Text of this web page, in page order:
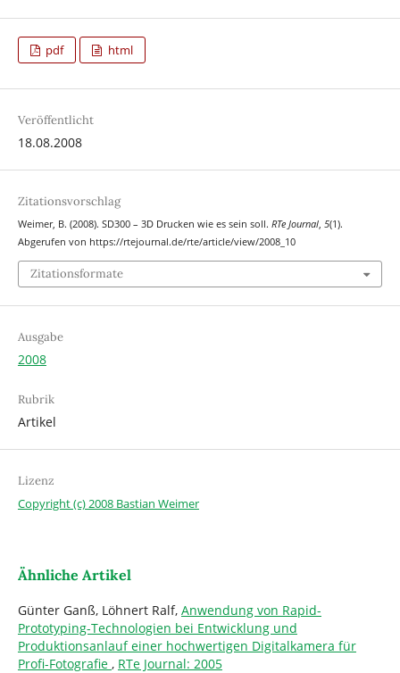
pdf html
Veröffentlicht
18.08.2008
Zitationsvorschlag
Weimer, B. (2008). SD300 – 3D Drucken wie es sein soll. RTe Journal, 5(1).
Abgerufen von https://rtejournal.de/rte/article/view/2008_10
Zitationsformate
Ausgabe
2008
Rubrik
Artikel
Lizenz
Copyright (c) 2008 Bastian Weimer
Ähnliche Artikel
Günter Ganß, Löhnert Ralf, Anwendung von Rapid-
Prototyping-Technologien bei Entwicklung und
Produktionsanlauf einer hochwertigen Digitalkamera für
Profi-Fotografie , RTe Journal: 2005